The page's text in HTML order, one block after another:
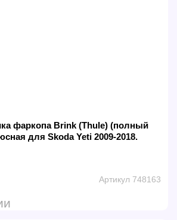
фаркопа Brink (Thule) (полный
для Skoda Yeti 2009-2018.
Артикул 748163